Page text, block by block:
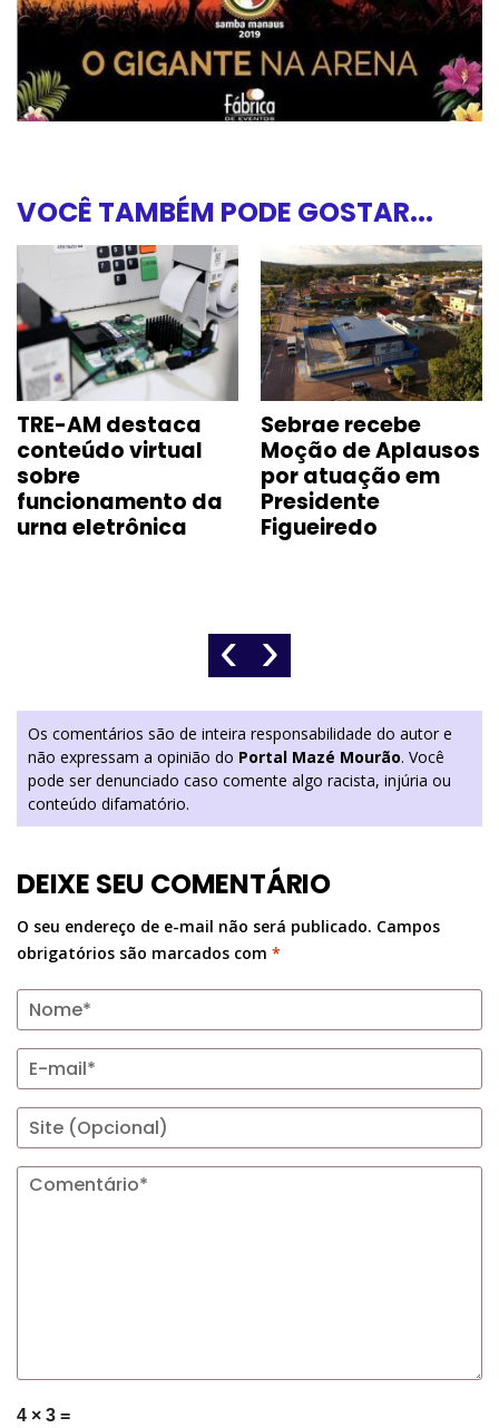
VOCÊ TAMBÉM PODE GOSTAR...
TRE-AM destaca
conteúdo virtual
sobre
funcionamento da
urna eletrônica
Sebrae recebe
Moção de Aplausos
por atuação em
Presidente
Figueiredo
‹ ›
Os comentários são de inteira responsabilidade do autor e
não expressam a opinião do Portal Mazé Mourão. Você
pode ser denunciado caso comente algo racista, injúria ou
conteúdo difamatório.
DEIXE SEU COMENTÁRIO
O seu endereço de e-mail não será publicado. Campos
obrigatórios são marcados com *
4 × 3 =